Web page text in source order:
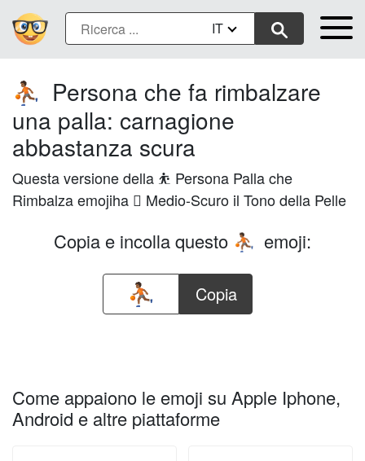
IT
⛹🏾
Persona che fa rimbalzare
una palla: carnagione
abbastanza scura
Questa versione della ⛹️ Persona Palla che
Rimbalza emojiha 🏾 Medio-Scuro il Tono della Pelle
Copia e incolla questo ⛹🏾 emoji:
Copia
Come appaiono le emoji su Apple Iphone,
Android e altre piattaforme